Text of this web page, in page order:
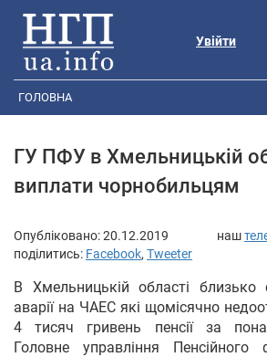
Увійти
ГОЛОВНА
ГУ ПФУ в Хмельницькій
виплати чорнобильцям
Опубліковано:20.12.2019 наш
поділитись: Facebook, Tweeter
В Хмельницькій області близько
аварії на ЧАЕС які щомісячно
4 тисяч гривень пенсії за
Головне управління